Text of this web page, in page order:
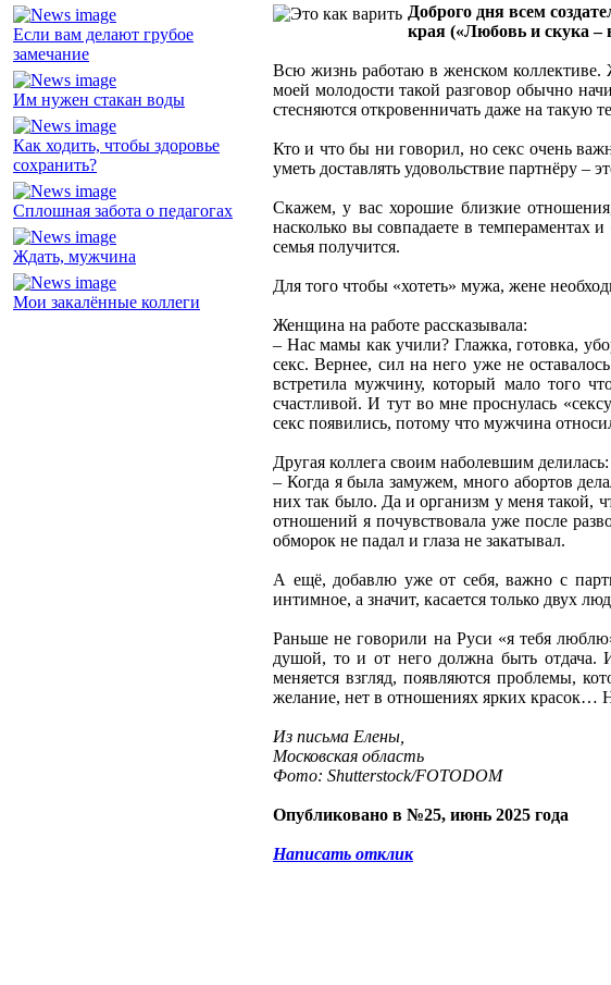
Если вам делают грубое
замечание
Им нужен стакан воды
Как ходить, чтобы здоровье
сохранить?
Сплошная забота о педагогах
Ждать, мужчина
Мои закалённые коллеги
Доброго дня всем
края («Любовь и скука –
Всю жизнь работаю в женском
моей молодости такой разговор обычно
стесняются откровенничать даже на такую
Кто и что бы ни говорил, но секс очень
уметь доставлять удовольствие партнёру –
Скажем, у вас хорошие близкие
насколько вы совпадаете в темпераментах
семья получится.
Для того чтобы «хотеть» мужа, жене
Женщина на работе рассказывала:
– Нас мамы как учили? Глажка, готовка,
секс. Вернее, сил на него уже не
встретила мужчину, который мало того
счастливой. И тут во мне проснулась
секс появились, потому что мужчина
Другая коллега своим наболевшим делилась:
– Когда я была замужем, много абортов
них так было. Да и организм у меня такой,
отношений я почувствовала уже после
обморок не падал и глаза не закатывал.
А ещё, добавлю уже от себя, важно с
интимное, а значит, касается только двух
Раньше не говорили на Руси «я тебя
душой, то и от него должна быть отдача.
меняется взгляд, появляются проблемы,
желание, нет в отношениях ярких красок…
Из письма Елены,
Московская область
Фото: Shutterstock/FOTODOM
Опубликовано в №25, июнь 2025 года
Написать отклик